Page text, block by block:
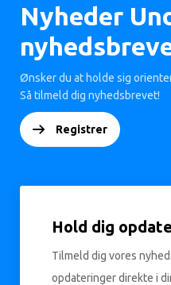
Nyheder
Ønsker du at holde sig
Så tilmeld dig nyhedsbrevet!
Registrer
Hold dig
Tilmeld dig vores
opdateringer direkte i